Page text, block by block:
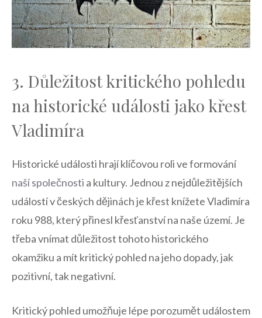
3. Důležitost kritického pohledu
na historické události jako⁢ křest
Vladimíra
Historické události hrají klíčovou ‍roli ve formování
naší společnosti a‌ kultury. Jednou z nejdůležitějších
událostí v českých dějinách je křest knížete Vladimíra
roku 988, který​ přinesl křesťanství na naše území. Je
třeba vnímat důležitost tohoto historického
okamžiku a mít kritický pohled na jeho dopady, jak
pozitivní, tak negativní.
Kritický pohled umožňuje lépe porozumět událostem